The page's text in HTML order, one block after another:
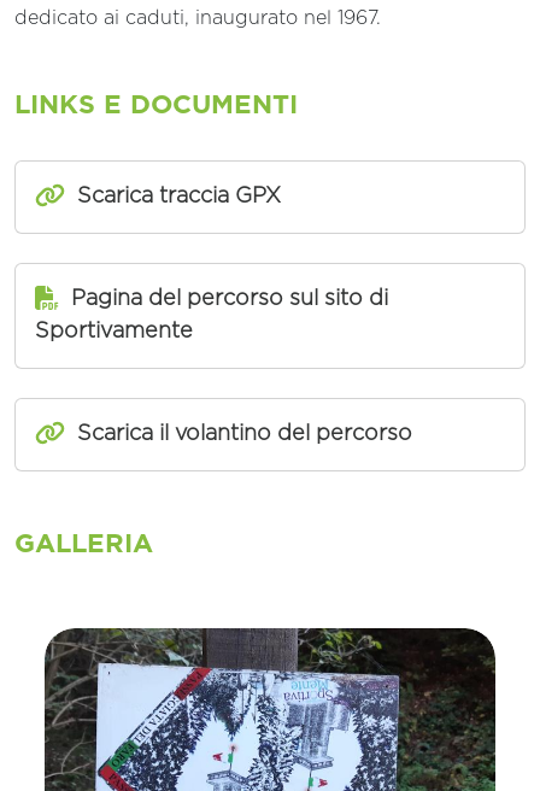
dedicato ai caduti, inaugurato nel 1967.
LINKS E DOCUMENTI
Scarica traccia GPX
Pagina del percorso sul sito di
Sportivamente
Scarica il volantino del percorso
GALLERIA